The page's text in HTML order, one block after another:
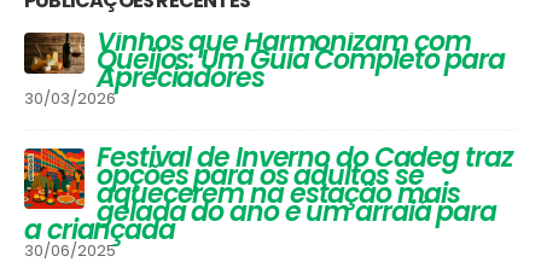
Vinhos que Harmonizam com
Queijos: Um Guia Completo para
Apreciadores
30/03/2026
Festival de Inverno do Cadeg traz
opções para os adultos se
aquecerem na estação mais
gelada do ano e um arraiá para
a criançada
30/06/2025